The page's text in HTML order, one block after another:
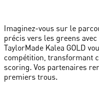
Imaginez-vous sur le
précis vers les greens avec
TaylorMade Kalea GOLD
compétition, transformant
scoring. Vos partenaires
premiers trous.